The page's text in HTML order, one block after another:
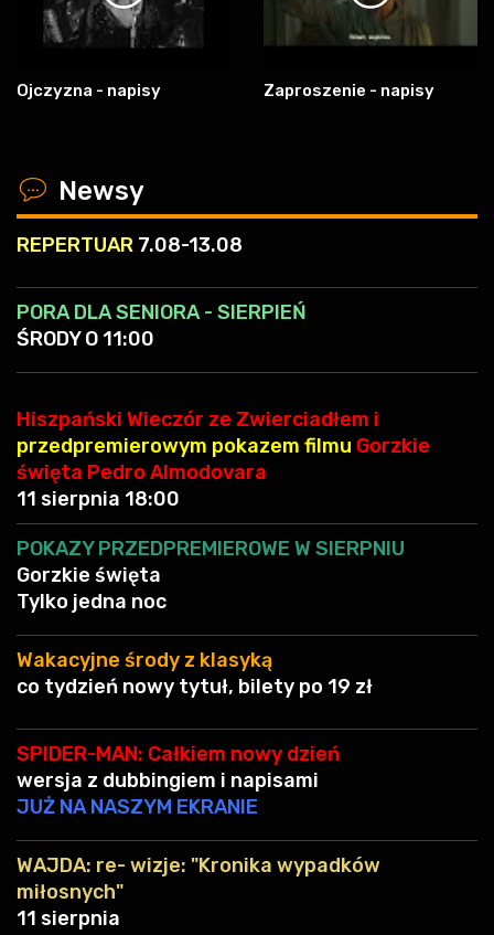
Ojczyzna - napisy Zaproszenie - napisy
REPERTUAR7.08-13.08
ŚRODY O 11:00
Hiszpański Wieczór ze Zwierciadłem i
święta Pedro Almodovara
11 sierpnia 18:00
POKAZY PRZEDPREMIEROWE W SIERPNIU
Gorzkie święta
Tylko jedna noc
Wakacyjne środy z klasyką
co tydzień nowy tytuł, bilety po 19 zł
SPIDER-MAN: Całkiem nowy dzień
wersja z dubbingiem i napisami
JUŻ NA NASZYM EKRANIE
WAJDA: re- wizje: "Kronika wypadków
miłosnych"
11 sierpnia
Repremiera w 4K: